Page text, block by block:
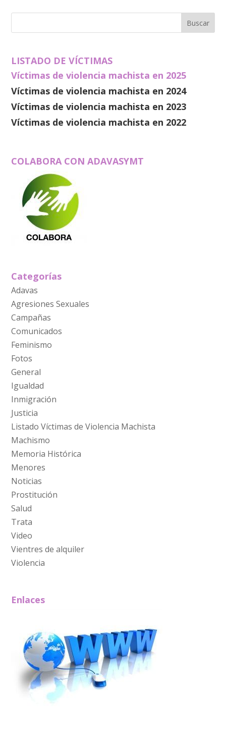
LISTADO DE VÍCTIMAS
Víctimas de violencia machista en 2025
Víctimas de violencia machista en 2024
Víctimas de violencia machista en 2023
Víctimas de violencia machista en 2022
COLABORA CON ADAVASYMT
Categorías
Adavas
Agresiones Sexuales
Campañas
Comunicados
Feminismo
Fotos
General
Igualdad
Inmigración
Justicia
Listado Víctimas de Violencia Machista
Machismo
Memoria Histórica
Menores
Noticias
Prostitución
Salud
Trata
Video
Vientres de alquiler
Violencia
Enlaces